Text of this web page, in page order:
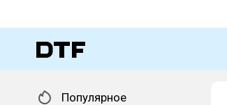
Популярное